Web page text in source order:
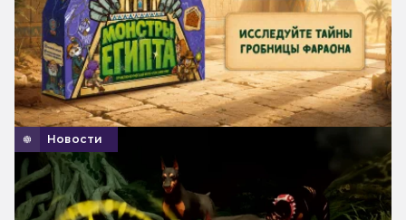
Новости